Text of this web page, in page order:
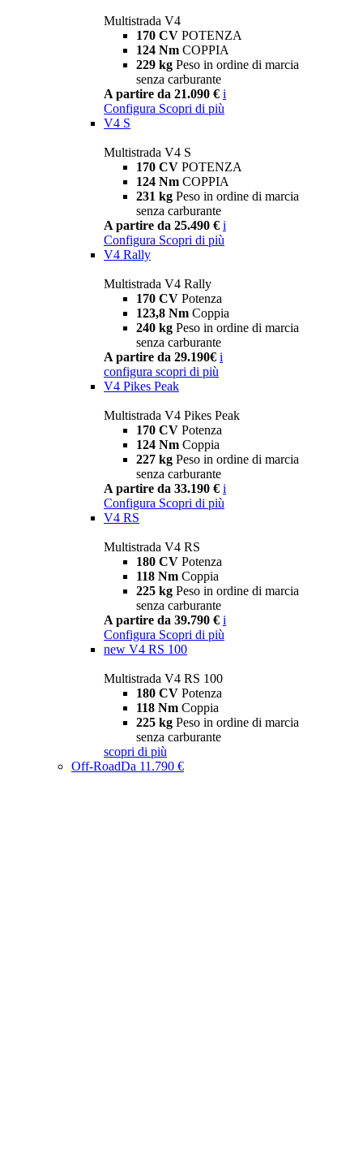
Multistrada V4
170 CV POTENZA
124 Nm COPPIA
229 kg Peso in ordine di marcia
senza carburante
A partire da 21.090 € i
Configura Scopri di più
V4 S
Multistrada V4 S
170 CV POTENZA
124 Nm COPPIA
231 kg Peso in ordine di marcia
senza carburante
A partire da 25.490 € i
Configura Scopri di più
V4 Rally
Multistrada V4 Rally
170 CV Potenza
123,8 Nm Coppia
240 kg Peso in ordine di marcia
senza carburante
A partire da 29.190€ i
configura scopri di più
V4 Pikes Peak
Multistrada V4 Pikes Peak
170 CV Potenza
124 Nm Coppia
227 kg Peso in ordine di marcia
senza carburante
A partire da 33.190 € i
Configura Scopri di più
V4 RS
Multistrada V4 RS
180 CV Potenza
118 Nm Coppia
225 kg Peso in ordine di marcia
senza carburante
A partire da 39.790 € i
Configura Scopri di più
new V4 RS 100
Multistrada V4 RS 100
180 CV Potenza
118 Nm Coppia
225 kg Peso in ordine di marcia
senza carburante
scopri di più
Off-RoadDa 11.790 €